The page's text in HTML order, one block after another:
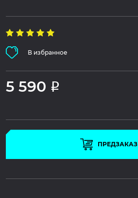
В избранное
5 590 Р
ПРЕДЗАКАЗ